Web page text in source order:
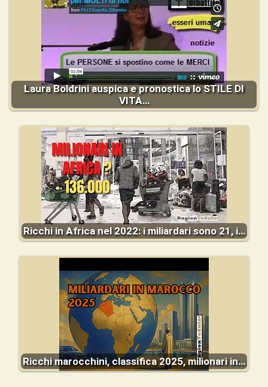
Laura Boldrini auspica e pronostica lo STILE DI
VITA…
Ricchi in Africa nel 2022: i miliardari sono 21, i…
Ricchi marocchini, classifica 2025, milionari in…